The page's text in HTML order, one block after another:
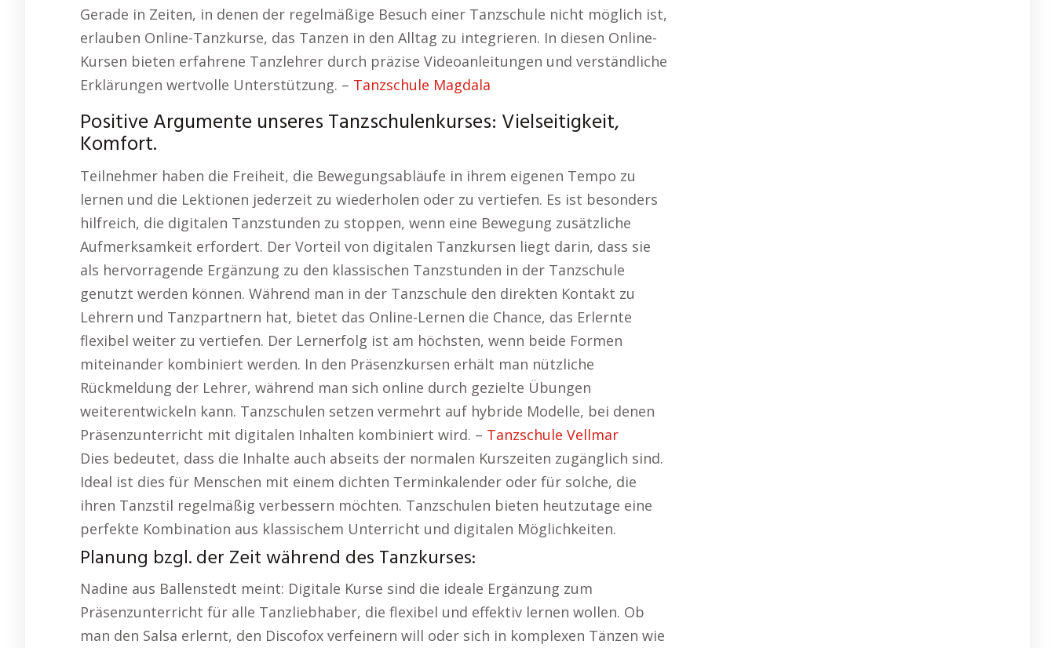
Gerade in Zeiten, in denen der regelmäßige Besuch einer Tanzschule nicht möglich ist,
erlauben Online-Tanzkurse, das Tanzen in den Alltag zu integrieren. In diesen Online-
Kursen bieten erfahrene Tanzlehrer durch präzise Videoanleitungen und verständliche
Erklärungen wertvolle Unterstützung. – Tanzschule Magdala
Positive Argumente unseres Tanzschulenkurses: Vielseitigkeit,
Komfort.
Teilnehmer haben die Freiheit, die Bewegungsabläufe in ihrem eigenen Tempo zu
lernen und die Lektionen jederzeit zu wiederholen oder zu vertiefen. Es ist besonders
hilfreich, die digitalen Tanzstunden zu stoppen, wenn eine Bewegung zusätzliche
Aufmerksamkeit erfordert. Der Vorteil von digitalen Tanzkursen liegt darin, dass sie
als hervorragende Ergänzung zu den klassischen Tanzstunden in der Tanzschule
genutzt werden können. Während man in der Tanzschule den direkten Kontakt zu
Lehrern und Tanzpartnern hat, bietet das Online-Lernen die Chance, das Erlernte
flexibel weiter zu vertiefen. Der Lernerfolg ist am höchsten, wenn beide Formen
miteinander kombiniert werden. In den Präsenzkursen erhält man nützliche
Rückmeldung der Lehrer, während man sich online durch gezielte Übungen
weiterentwickeln kann. Tanzschulen setzen vermehrt auf hybride Modelle, bei denen
Präsenzunterricht mit digitalen Inhalten kombiniert wird. – Tanzschule Vellmar
Dies bedeutet, dass die Inhalte auch abseits der normalen Kurszeiten zugänglich sind.
Ideal ist dies für Menschen mit einem dichten Terminkalender oder für solche, die
ihren Tanzstil regelmäßig verbessern möchten. Tanzschulen bieten heutzutage eine
perfekte Kombination aus klassischem Unterricht und digitalen Möglichkeiten.
Planung bzgl. der Zeit während des Tanzkurses:
Nadine aus Ballenstedt meint: Digitale Kurse sind die ideale Ergänzung zum
Präsenzunterricht für alle Tanzliebhaber, die flexibel und effektiv lernen wollen. Ob
man den Salsa erlernt, den Discofox verfeinern will oder sich in komplexen Tänzen wie